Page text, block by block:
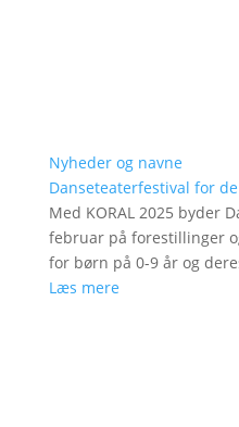
Nyheder og navne
Danseteaterfestival for
Med KORAL 2025 byder
februar på forestillinger
for børn på 0-9 år og
Læs mere